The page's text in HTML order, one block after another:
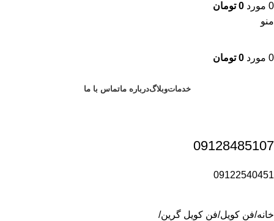
0 مورد 0 تومان
منو
0 مورد 0 تومان
خدماتوبلاگدرباره ماتماس با ما
09128485107
09122540451
خانه فن کویل فن کویل گرین